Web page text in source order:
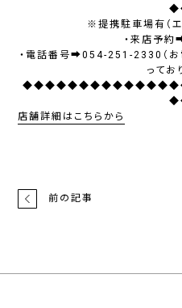
※提携駐車場有（エ
・来店予約
・電話番号➡054-251-2330（お
ってお
店舗詳細はこちらから
前の記事